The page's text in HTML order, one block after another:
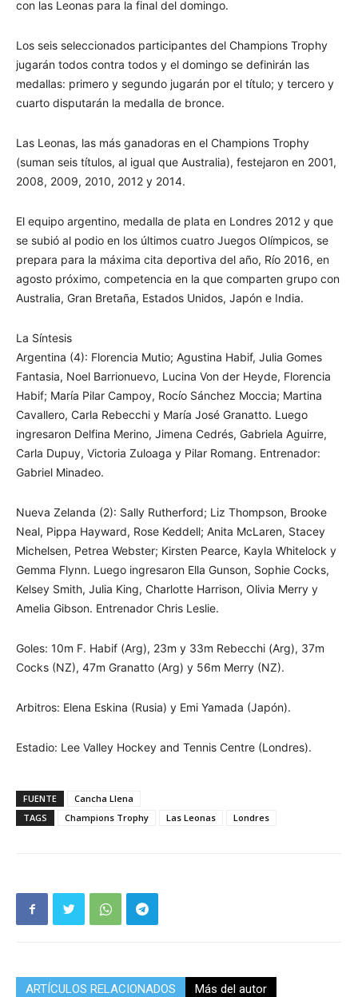
con las Leonas para la final del domingo.
Los seis seleccionados participantes del Champions Trophy
jugarán todos contra todos y el domingo se definirán las
medallas: primero y segundo jugarán por el título; y tercero y
cuarto disputarán la medalla de bronce.
Las Leonas, las más ganadoras en el Champions Trophy
(suman seis títulos, al igual que Australia), festejaron en 2001,
2008, 2009, 2010, 2012 y 2014.
El equipo argentino, medalla de plata en Londres 2012 y que
se subió al podio en los últimos cuatro Juegos Olímpicos, se
prepara para la máxima cita deportiva del año, Río 2016, en
agosto próximo, competencia en la que comparten grupo con
Australia, Gran Bretaña, Estados Unidos, Japón e India.
La Síntesis
Argentina (4): Florencia Mutio; Agustina Habif, Julia Gomes
Fantasia, Noel Barrionuevo, Lucina Von der Heyde, Florencia
Habif; María Pilar Campoy, Rocío Sánchez Moccia; Martina
Cavallero, Carla Rebecchi y María José Granatto. Luego
ingresaron Delfina Merino, Jimena Cedrés, Gabriela Aguirre,
Carla Dupuy, Victoria Zuloaga y Pilar Romang. Entrenador:
Gabriel Minadeo.
Nueva Zelanda (2): Sally Rutherford; Liz Thompson, Brooke
Neal, Pippa Hayward, Rose Keddell; Anita McLaren, Stacey
Michelsen, Petrea Webster; Kirsten Pearce, Kayla Whitelock y
Gemma Flynn. Luego ingresaron Ella Gunson, Sophie Cocks,
Kelsey Smith, Julia King, Charlotte Harrison, Olivia Merry y
Amelia Gibson. Entrenador Chris Leslie.
Goles: 10m F. Habif (Arg), 23m y 33m Rebecchi (Arg), 37m
Cocks (NZ), 47m Granatto (Arg) y 56m Merry (NZ).
Arbitros: Elena Eskina (Rusia) y Emi Yamada (Japón).
Estadio: Lee Valley Hockey and Tennis Centre (Londres).
FUENTE
Cancha Llena
TAGS
Champions Trophy Las Leonas Londres
ARTÍCULOS RELACIONADOS Más del autor